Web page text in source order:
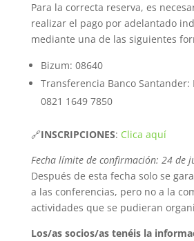
Para la correcta reserva, es
realizar el pago por adelantado
mediante una de las siguientes
Bizum: 08640
Transferencia Banco Santander:
0821 1649 7850
🔗INSCRIPCIONES: Clica aquí
Fecha límite de confirmación: 24 de
Después de esta fecha solo se
a las conferencias, pero no a la
actividades que se pudieran
Los/as socios/as tenéis la